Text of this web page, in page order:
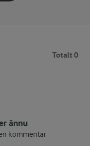
Totalt 0
ännu
kommentar